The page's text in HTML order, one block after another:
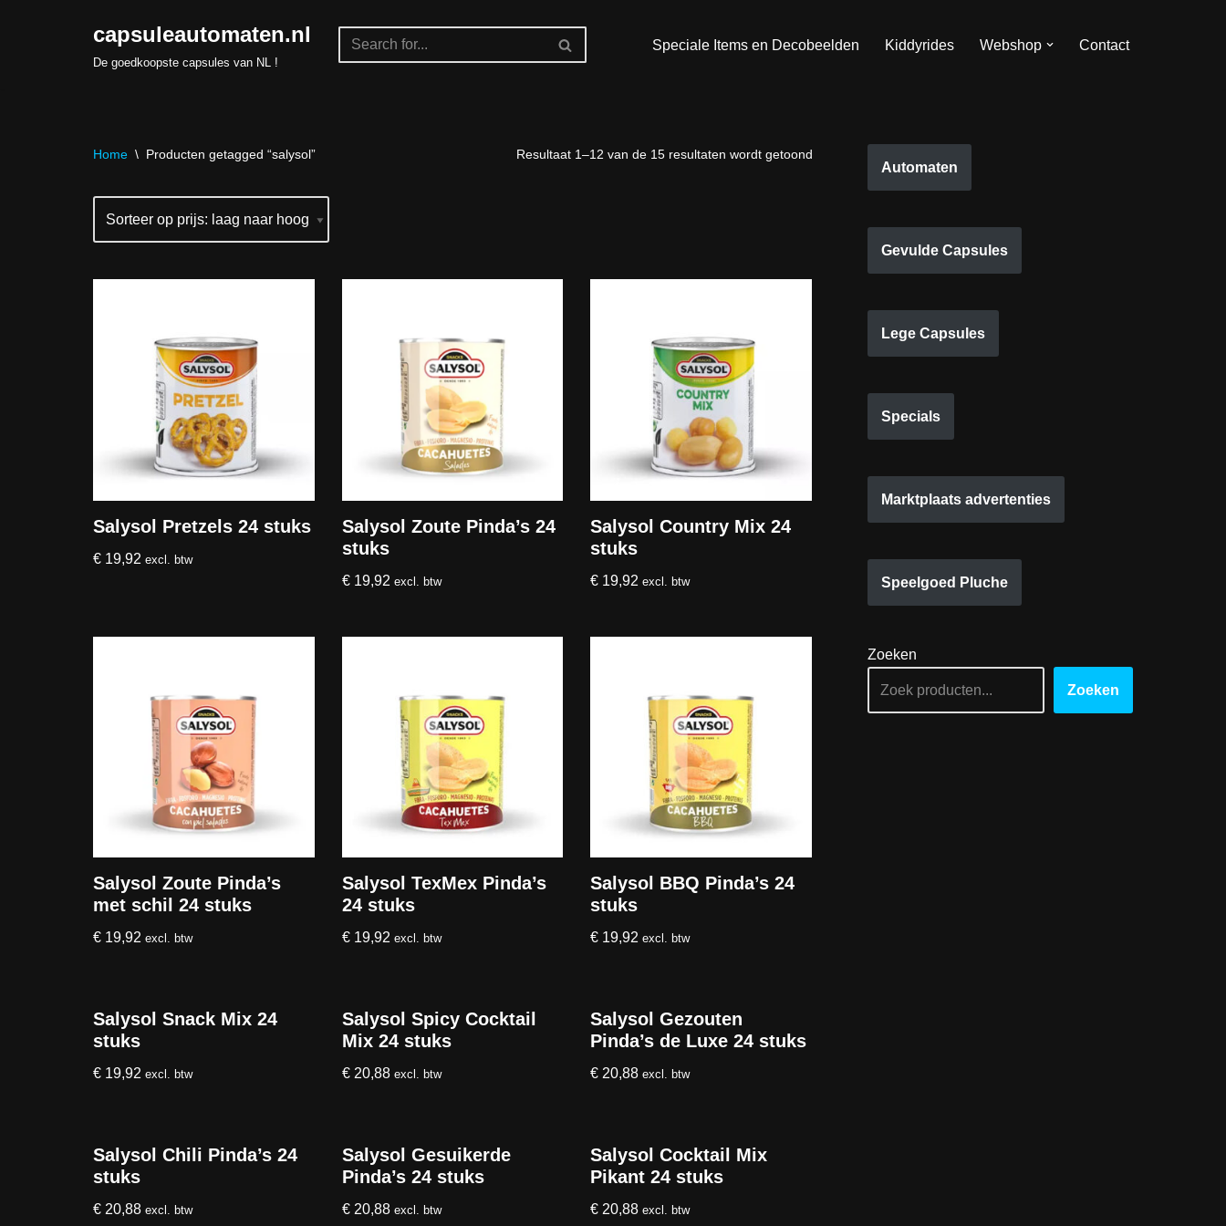
capsuleautomaten.nl
De goedkoopste capsules van NL !
Speciale Items en Decobeelden Kiddyrides Webshop Contact
Home \ Producten getagged “salysol” Resultaat 1–12 van de 15 resultaten wordt getoond
Salysol Pretzels 24 stuks
€ 19,92 excl. btw
Salysol Zoute Pinda’s 24
stuks
€19,92 excl. btw
Salysol Country Mix 24
stuks
€ 19,92 excl. btw
Salysol Zoute Pinda’s
met schil 24 stuks
€ 19,92 excl. btw
Salysol TexMex Pinda’s
24 stuks
€19,92 excl. btw
Salysol BBQ Pinda’s 24
stuks
€ 19,92 excl. btw
Salysol Snack Mix 24
stuks
€ 19,92 excl. btw
Salysol Spicy Cocktail
Mix 24 stuks
€20,88 excl. btw
Salysol Gezouten
Pinda’s de Luxe 24 stuks
€ 20,88 excl. btw
Salysol Chili Pinda’s 24
stuks
€ 20,88 excl. btw
Salysol Gesuikerde
Pinda’s 24 stuks
€20,88 excl. btw
Salysol Cocktail Mix
Pikant 24 stuks
€ 20,88 excl. btw
Automaten
Gevulde Capsules
Lege Capsules
Specials
Marktplaats advertenties
Speelgoed Pluche
Zoeken
Zoeken